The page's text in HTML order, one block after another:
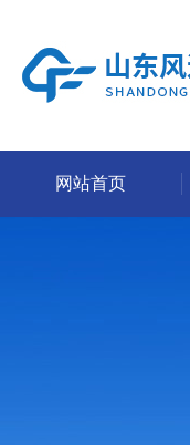
网站首页